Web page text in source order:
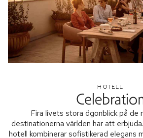
HOTELL
Fira livets stora ögonblick på de
destinationerna världen har att
hotell kombinerar sofistikerad elegans